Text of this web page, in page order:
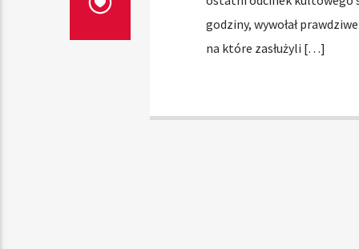
godziny, wywołał
na które zasłużyli […]